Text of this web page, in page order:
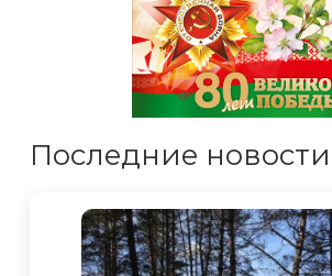
Последние новости